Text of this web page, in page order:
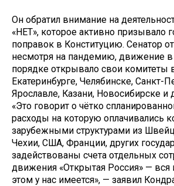
Он обратил внимание на
«НЕТ», которое активно призывало
поправок в Конституцию. Сенатор
несмотря на пандемию, движение
порядке открывало свои комитеты
Екатеринбурге, Челябинске, Санкт-
Ярославле, Казани, Новосибирске и
«Это говорит о чётко
расходы на которую оплачивались
зарубежными структурами из
Чехии, США, Франции, других
задействованы счета отдельных
движения «Открытая Россия» —
этом у нас имеется», — заявил